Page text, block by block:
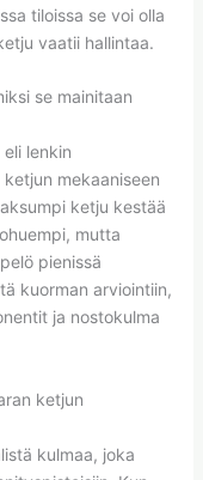
tiloissa se voi olla
vaatii hallintaa.
se mainitaan
lenkin
mekaaniseen
ketju kestää
mutta
pienissä
kuorman arviointiin,
ja nostokulma
ketjun
kulmaa, joka